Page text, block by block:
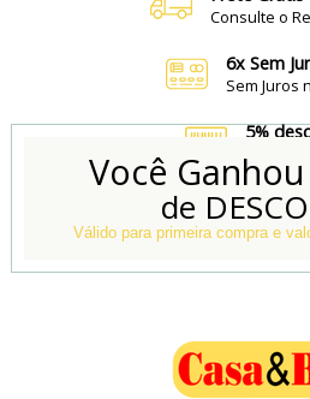
Consulte o
6x Sem
Sem Juros
5%
no
Conheça
Nossa Loja
Você Ganhou
de
Válido para primeira compra e